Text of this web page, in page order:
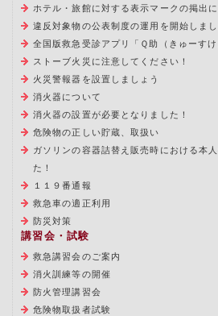
ホテル・旅館に対する表示マークの掲出
違反対象物の公表制度の運用を開始しま
全国版救急受診アプリ「Ｑ助（きゅーすけ
ストーブ火災に注意してください！
火災警報器を設置しましょう
消火器について
消火器の設置が必要となりました！
危険物の正しい貯蔵、取扱い
ガソリンの容器詰替え販売時における本
た！
１１９番通報
救急車の適正利用
防災対策
講習会・試験
救急講習会のご案内
消火訓練等の開催
防火管理講習会
危険物取扱者試験